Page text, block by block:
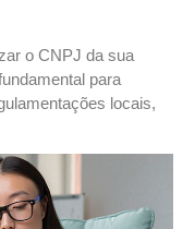
o CNPJ da sua
para
locais,